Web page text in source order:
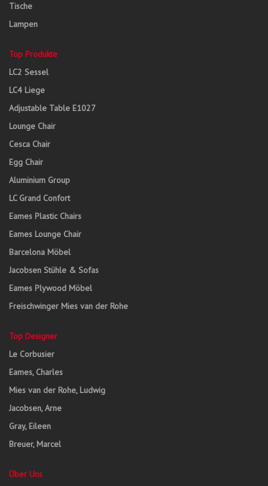
Tische
Lampen
Top Produkte
LC2 Sessel
LC4 Liege
Adjustable Table E1027
Lounge Chair
Cesca Chair
Egg Chair
Aluminium Group
LC Grand Confort
Eames Plastic Chairs
Eames Lounge Chair
Barcelona Möbel
Jacobsen Stühle & Sofas
Eames Plywood Möbel
Freischwinger Mies van der Rohe
Top Designer
Le Corbusier
Eames, Charles
Mies van der Rohe, Ludwig
Jacobsen, Arne
Gray, Eileen
Breuer, Marcel
Über Uns